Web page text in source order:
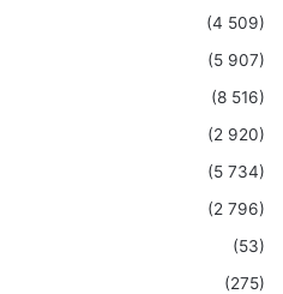
(4 509)
(5 907)
(8 516)
(2 920)
(5 734)
(2 796)
(53)
(275)